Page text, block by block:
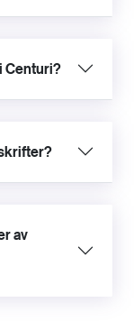
Centuri?
av